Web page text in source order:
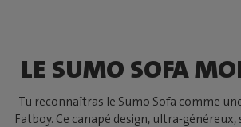
LE SUMO SOFA
Tu reconnaîtras le Sumo Sofa comme
Fatboy. Ce canapé design, ultra-généreux,